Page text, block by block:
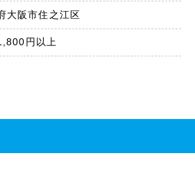
大阪市住之江区
円以上